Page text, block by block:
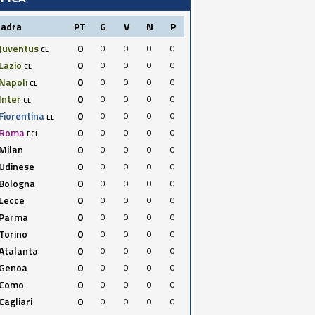
PT G V N P
Juventus CL 0 0 0 0
0
Lazio CL 0 0 0 0
0
Napoli CL 0 0 0 0
0
Inter CL 0 0 0 0
0
Fiorentina EL 0 0 0 0
0
Roma ECL 0 0 0 0
0
Milan 0 0 0 0
0
Udinese 0 0 0 0
0
Bologna 0 0 0 0
0
Lecce 0 0 0 0
0
Parma 0 0 0 0
0
Torino 0 0 0 0
0
0 0 0 0
0
Genoa 0 0 0 0
0
Como 0 0 0 0
0
Cagliari 0 0 0 0
0